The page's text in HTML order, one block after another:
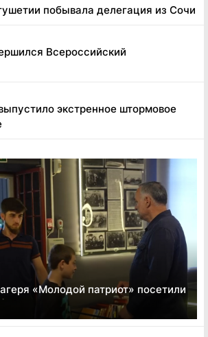
побывала делегация из Сочи
Всероссийский
экстренное штормовое
«Молодой патриот» посетили